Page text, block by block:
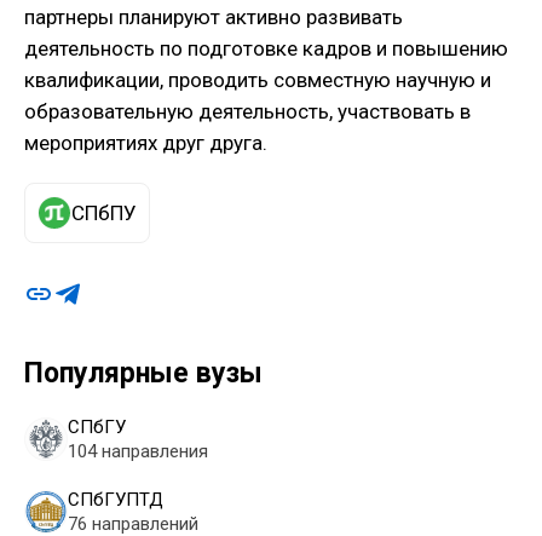
Популярные вузы
СПбГУ
104 направления
СПбГУПТД
76 направлений
партнеры планируют активно развивать
деятельность по подготовке кадров и повышению
квалификации, проводить совместную научную и
образовательную деятельность, участвовать в
мероприятиях друг друга.
СПбПУ